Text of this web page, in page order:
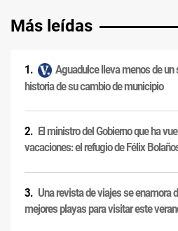
Más leídas
Aguadulce lleva menos de un
historia de su cambio de municipio
El ministro del Gobierno que ha
vacaciones: el refugio de Félix
Una revista de viajes se enamora
mejores playas para visitar este